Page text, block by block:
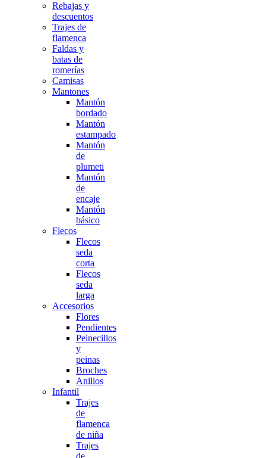
Rebajas y
descuentos
Trajes de
flamenca
Faldas y
batas de
romerías
Camisas
Mantones
Mantón
bordado
Mantón
estampado
Mantón
de
plumeti
Mantón
de
encaje
Mantón
básico
Flecos
Flecos
seda
corta
Flecos
seda
larga
Accesorios
Flores
Pendientes
Peinecillos
y
peinas
Broches
Anillos
Infantil
Trajes
de
flamenca
de niña
Trajes
de